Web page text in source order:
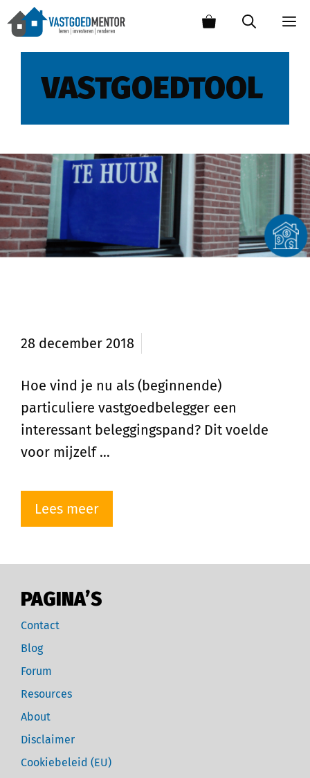
VASTGOEDTOOL
28 december 2018
Hoe vind je nu als (beginnende)
particuliere vastgoedbelegger een
interessant beleggingspand? Dit voelde
voor mijzelf …
Lees meer
PAGINA’S
Contact
Blog
Forum
Resources
About
Disclaimer
Cookiebeleid (EU)